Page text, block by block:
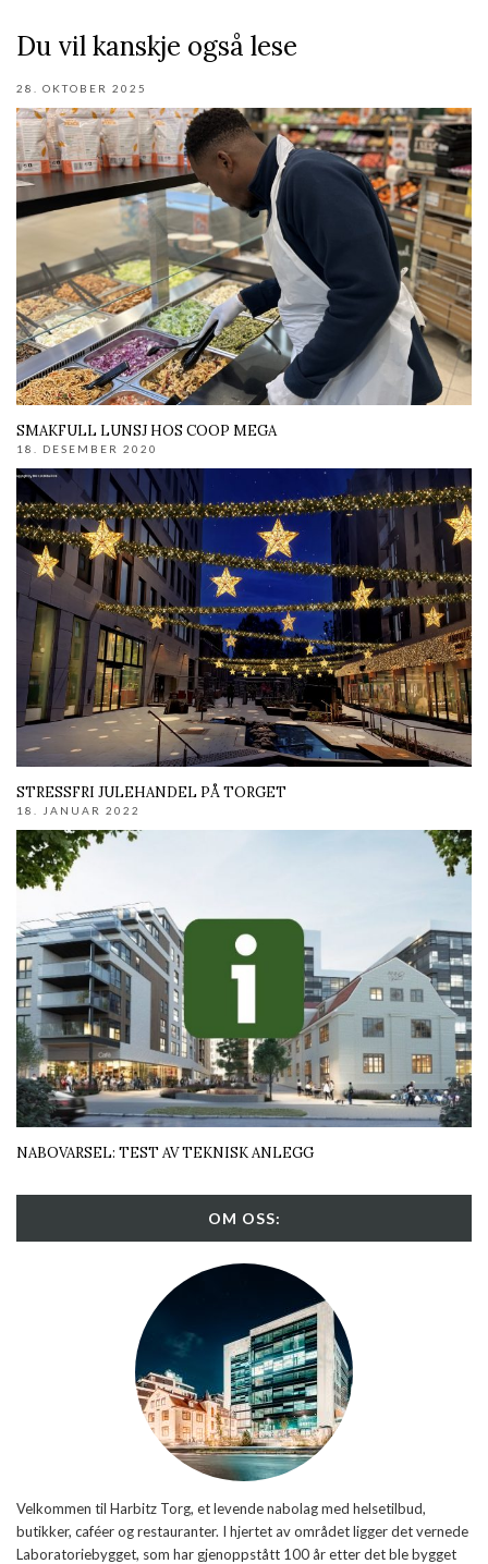
Du vil kanskje også lese
28. OKTOBER 2025
SMAKFULL LUNSJ HOS COOP MEGA
18. DESEMBER 2020
STRESSFRI JULEHANDEL PÅ TORGET
18. JANUAR 2022
NABOVARSEL: TEST AV TEKNISK ANLEGG
OM OSS:
Velkommen til Harbitz Torg, et levende nabolag med helsetilbud,
butikker, caféer og restauranter. I hjertet av området ligger det vernede
Laboratoriebygget, som har gjenoppstått 100 år etter det ble bygget